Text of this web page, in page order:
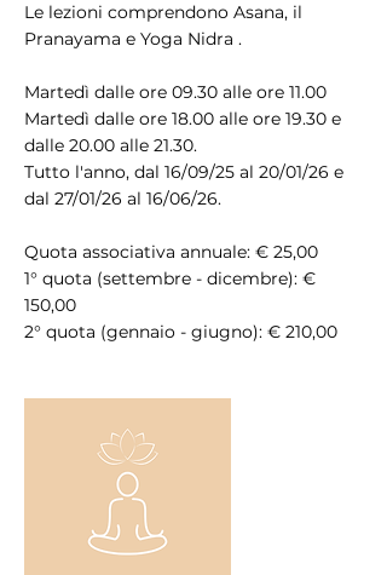
Le lezioni comprendono Asana, il
Pranayama e Yoga Nidra .
Martedì dalle ore 09.30 alle ore 11.00
Martedì dalle ore 18.00 alle ore 19.30 e
dalle 20.00 alle 21.30.
Tutto l'anno, dal 16/09/25 al 20/01/26 e
dal 27/01/26 al 16/06/26​.
Quota associativa annuale: € 25,00
1° quota (settembre - dicembre): €
150,00
2° quota (gennaio - giugno): € 210,00